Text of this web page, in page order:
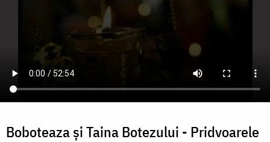
Boboteaza și Taina Botezului - Pridvoarele